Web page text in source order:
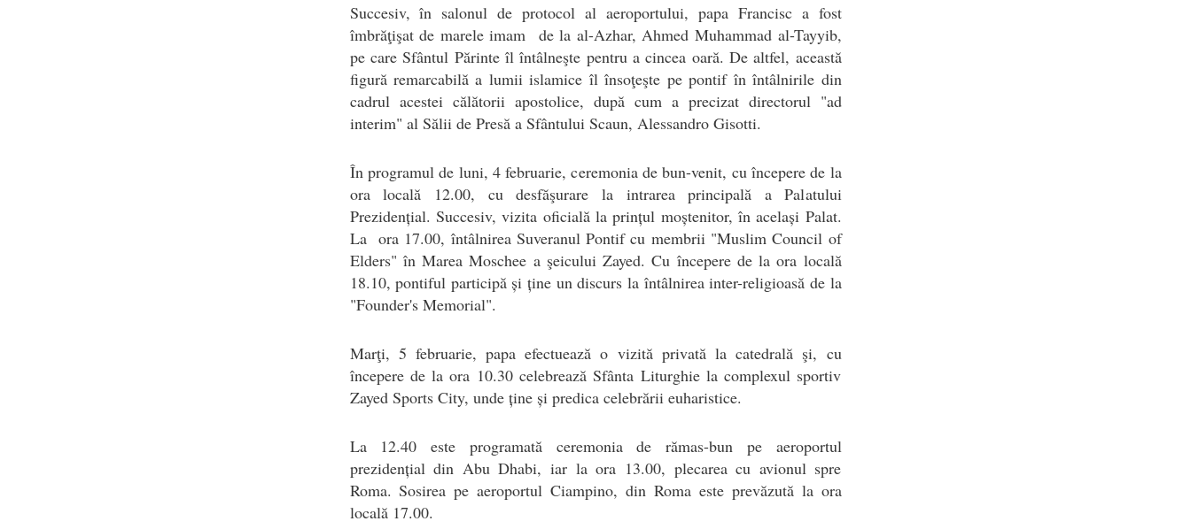
Succesiv, în salonul de protocol al aeroportului, papa Francisc a fost
îmbrăţişat de marele imam de la al-Azhar, Ahmed Muhammad al-Tayyib,
pe care Sfântul Părinte îl întâlneşte pentru a cincea oară. De altfel, această
figură remarcabilă a lumii islamice îl însoţeşte pe pontif în întâlnirile din
cadrul acestei călătorii apostolice, după cum a precizat directorul "ad
interim" al Sălii de Presă a Sfântului Scaun, Alessandro Gisotti.
În programul de luni, 4 februarie, ceremonia de bun-venit, cu începere de la
ora locală 12.00, cu desfăşurare la intrarea principală a Palatului
Prezidențial. Succesiv, vizita oficială la prințul moștenitor, în același Palat.
La ora 17.00, întâlnirea Suveranul Pontif cu membrii "Muslim Council of
Elders" în Marea Moschee a şeicului Zayed. Cu începere de la ora locală
18.10, pontiful participă și ține un discurs la întâlnirea inter-religioasă de la
"Founder's Memorial".
Marţi, 5 februarie, papa efectuează o vizită privată la catedrală şi, cu
începere de la ora 10.30 celebrează Sfânta Liturghie la complexul sportiv
Zayed Sports City, unde ține și predica celebrării euharistice.
La 12.40 este programată ceremonia de rămas-bun pe aeroportul
prezidențial din Abu Dhabi, iar la ora 13.00, plecarea cu avionul spre
Roma. Sosirea pe aeroportul Ciampino, din Roma este prevăzută la ora
locală 17.00.